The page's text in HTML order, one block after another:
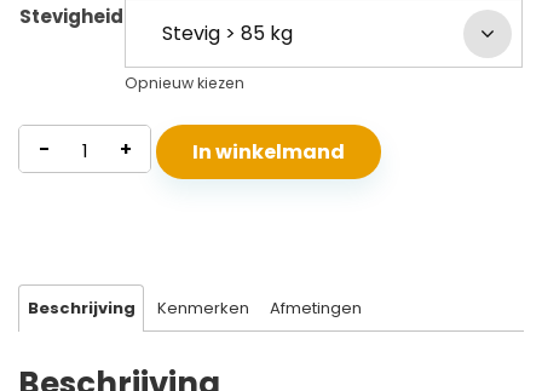
Stevigheid
Opnieuw kiezen
Pocketvering
Matras
- + In winkelmand
Beschrijving Kenmerken Afmetingen